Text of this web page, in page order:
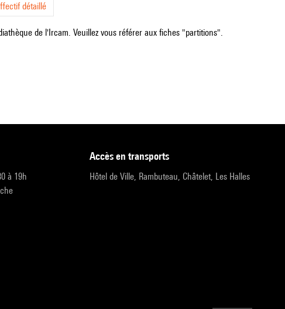
détaillé
de l'Ircam. Veuillez vous référer aux fiches "partitions".
à 19h
accès en transports
Hôtel de Ville, Rambuteau, Châtelet, Les Halles